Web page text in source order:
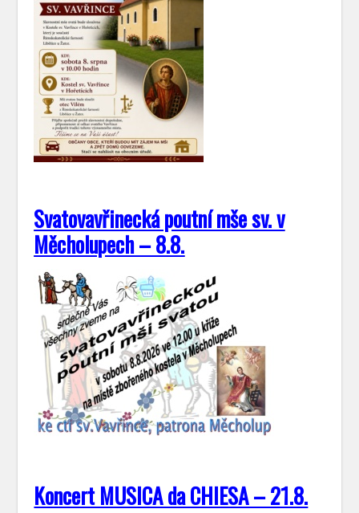
Svatovavřinecká poutní mše sv. v
Měcholupech – 8.8.
Koncert MUSICA da CHIESA – 21.8.